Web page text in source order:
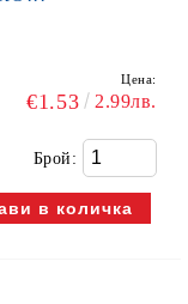
Цена:
€1.53 2.99лв.
Брой: